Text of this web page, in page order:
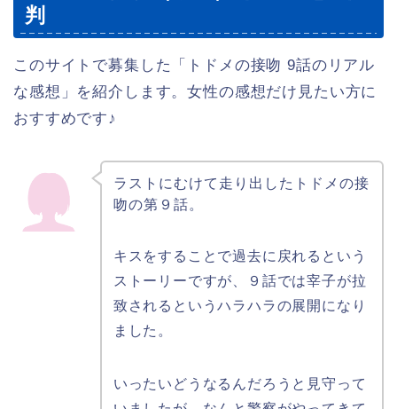
判
このサイトで募集した「トドメの接吻 9話のリアル
な感想」を紹介します。女性の感想だけ見たい方に
おすすめです♪
ラストにむけて走り出したトドメの接
吻の第９話。
キスをすることで過去に戻れるという
ストーリーですが、９話では宰子が拉
致されるというハラハラの展開になり
ました。
いったいどうなるんだろうと見守って